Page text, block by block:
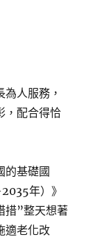
人服務，
，配合得恰
的基礎國
年）》
措”整天想著
適老化改